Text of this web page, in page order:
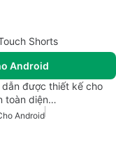
Shorts
Android
được thiết kế cho
toàn diện…
Android